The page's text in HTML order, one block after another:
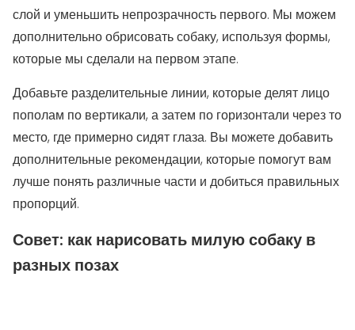
слой и уменьшить непрозрачность первого. Мы можем
дополнительно обрисовать собаку, используя формы,
которые мы сделали на первом этапе.
Добавьте разделительные линии, которые делят лицо
пополам по вертикали, а затем по горизонтали через то
место, где примерно сидят глаза. Вы можете добавить
дополнительные рекомендации, которые помогут вам
лучше понять различные части и добиться правильных
пропорций.
Совет: как нарисовать милую собаку в
разных позах